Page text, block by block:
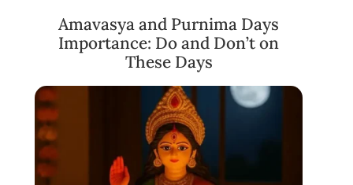
Amavasya and Purnima Days
Importance: Do and Don’t on
These Days